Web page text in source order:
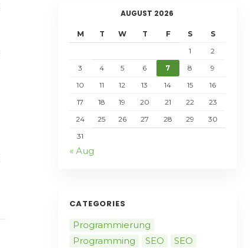
AUGUST 2026
M T W T F S
S
1
2
3
4 5 6 7 8
9
10
11 12 13 14 15
16
17
18 19 20 21 22
23
24
25 26 27 28 29
30
31
« Aug
CATEGORIES
Programmierung
Programming
SEO
SEO